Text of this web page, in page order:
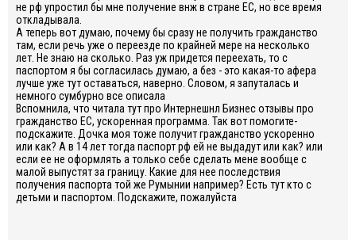
не рф упростил бы мне получение внж в стране ЕС, но все время
откладывала.
А теперь вот думаю, почему бы сразу не получить гражданство
там, если речь уже о переезде по крайней мере на несколько
лет. Не знаю на сколько. Раз уж придется переехать, то с
паспортом я бы согласилась думаю, а без - это какая-то афера
лучше уже тут оставаться, наверно. Словом, я запуталась и
немного сумбурно все описала
Вспомнила, что читала тут про Интернешнл Бизнес отзывы про
гражданство ЕС, ускоренная программа. Так вот помогите-
подскажите. Дочка моя тоже получит гражданство ускоренно
или как? А в 14 лет тогда паспорт рф ей не выдадут или как? или
если ее не оформлять а только себе сделать мене вообще с
малой выпустят за границу. Какие для нее последствия
получения паспорта той же Румынии например? Есть тут кто с
детьми и паспортом. Подскажите, пожалуйста